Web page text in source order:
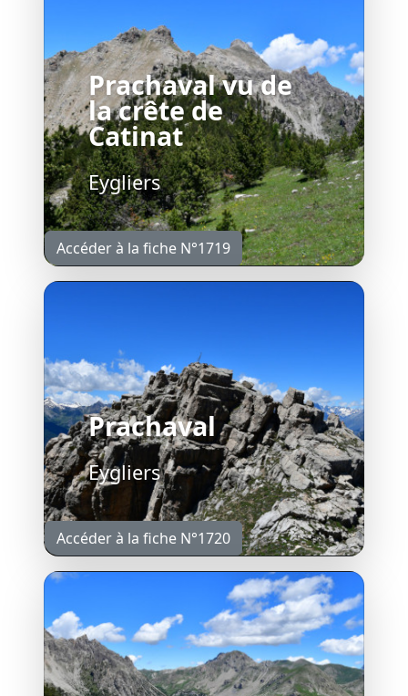
Prachaval vu de
la crête de
Catinat
Eygliers
Accéder à la fiche N°1719
Prachaval
Eygliers
Accéder à la fiche N°1720